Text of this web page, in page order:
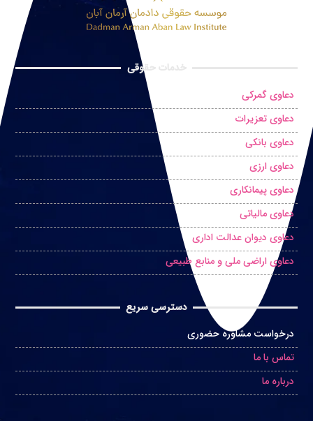
خدمات حقوقی
دعاوی گمرکی
دعاوی تعزیرات
دعاوی بانکی
دعاوی ارزی
دعاوی پیمانکاری
دعاوی مالیاتی
دعاوی دیوان عدالت اداری
دعاوی اراضی ملی و منابع طبیعی
دسترسی سریع
درخواست مشاوره حضوری
تماس با ما
درباره ما